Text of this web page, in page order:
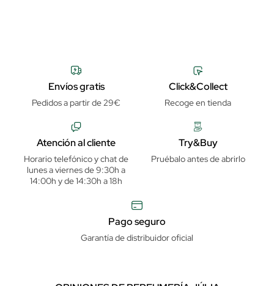
Envíos gratis
Pedidos a partir de 29€
Click&Collect
Recoge en tienda
Atención al cliente
Horario telefónico y chat de
lunes a viernes de 9:30h a
14:00h y de 14:30h a 18h
Try&Buy
Pruébalo antes de abrirlo
Pago seguro
Garantía de distribuidor oficial